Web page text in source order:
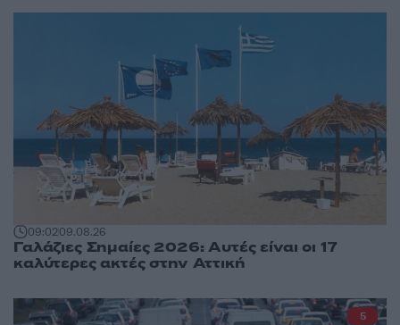
09:0209.08.26
Γαλάζιες Σημαίες 2026: Αυτές είναι οι 17
καλύτερες ακτές στην Αττική
5